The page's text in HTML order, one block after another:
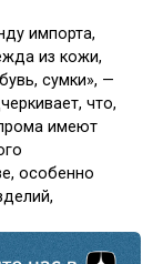
импорта,
из кожи,
сумки», —
что,
имеют
особенно